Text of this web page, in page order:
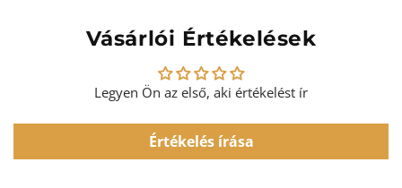
Vásárlói Értékelések
Legyen Ön az első, aki értékelést ír
Értékelés írása